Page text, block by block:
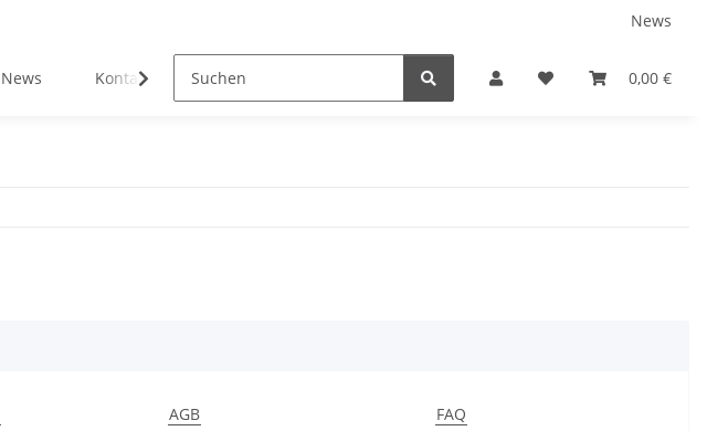
News
0,00 €
News Kontakt Service
AGB
FAQ